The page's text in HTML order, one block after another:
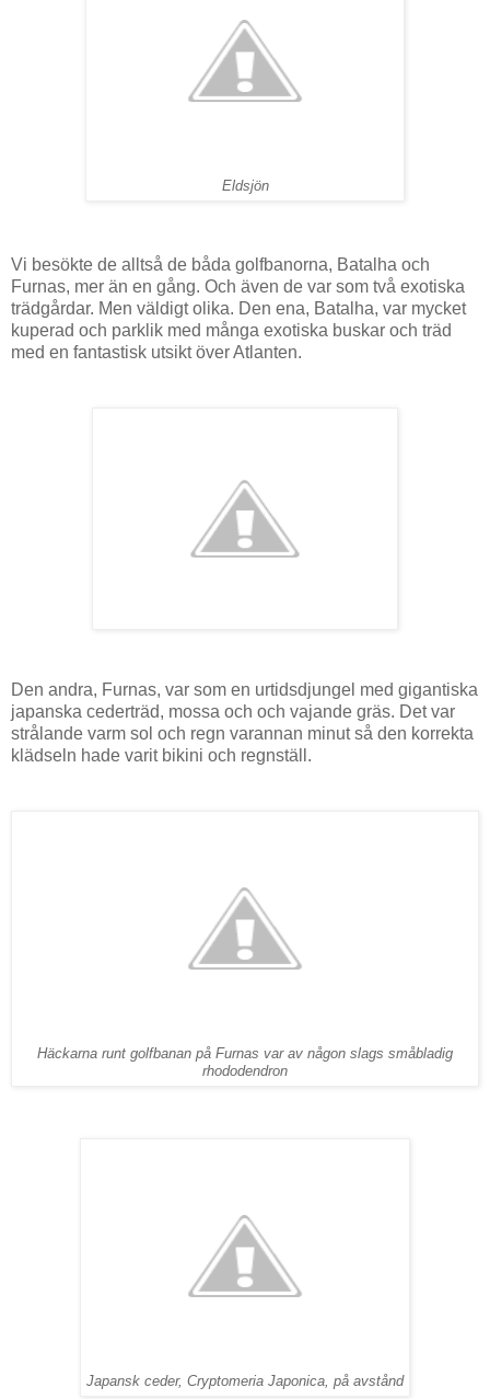
Eldsjön
Vi besökte de alltså de båda golfbanorna, Batalha och
Furnas, mer än en gång. Och även de var som två exotiska
trädgårdar. Men väldigt olika. Den ena, Batalha, var mycket
kuperad och parklik med många exotiska buskar och träd
med en fantastisk utsikt över Atlanten.
Den andra, Furnas, var som en urtidsdjungel med gigantiska
japanska cederträd, mossa och och vajande gräs. Det var
strålande varm sol och regn varannan minut så den korrekta
klädseln hade varit bikini och regnställ.
Häckarna runt golfbanan på Furnas var av någon slags småbladig
rhododendron
Japansk ceder, Cryptomeria Japonica, på avstånd